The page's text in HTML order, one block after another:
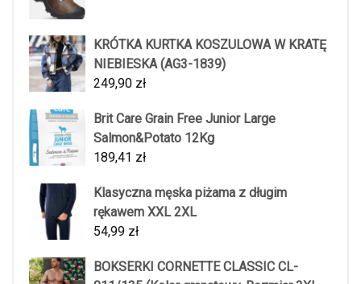
KRÓTKA KURTKA KOSZULOWA W KRATĘ
NIEBIESKA (AG3-1839)
249,90 zł
Brit Care Grain Free Junior Large
Salmon&Potato 12Kg
189,41 zł
Klasyczna męska piżama z długim
rękawem XXL 2XL
54,99 zł
BOKSERKI CORNETTE CLASSIC CL-